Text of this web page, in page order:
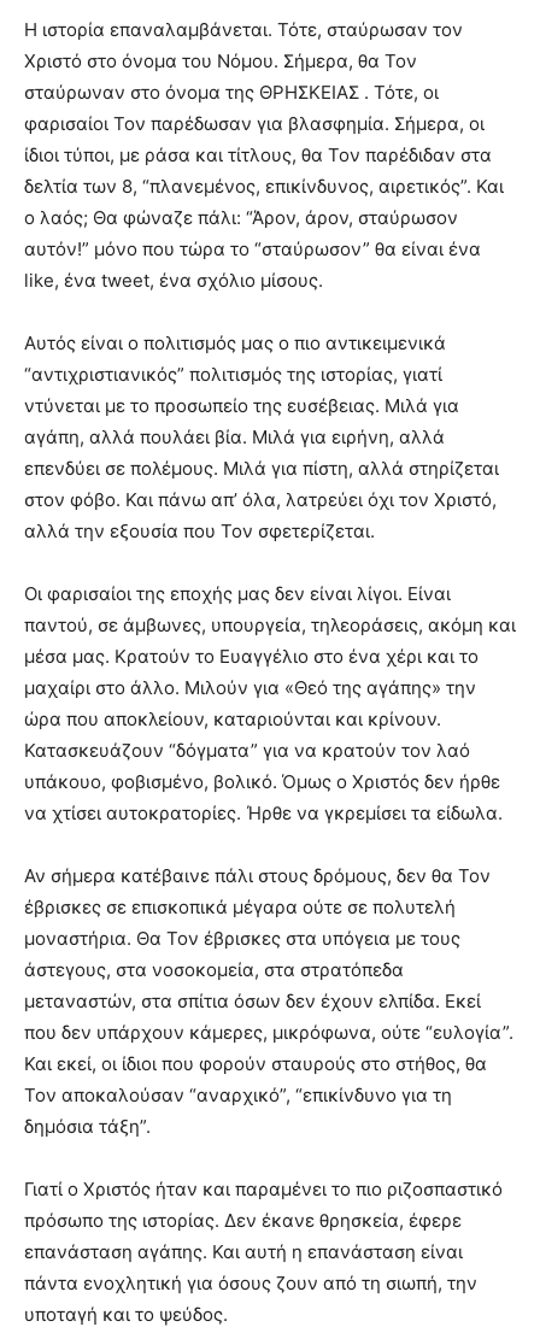
Η ιστορία επαναλαμβάνεται. Τότε, σταύρωσαν τον
Χριστό στο όνομα του Νόμου. Σήμερα, θα Τον
σταύρωναν στο όνομα της ΘΡΗΣΚΕΙΑΣ . Τότε, οι
φαρισαίοι Τον παρέδωσαν για βλασφημία. Σήμερα, οι
ίδιοι τύποι, με ράσα και τίτλους, θα Τον παρέδιδαν στα
δελτία των 8, “πλανεμένος, επικίνδυνος, αιρετικός”. Και
ο λαός; Θα φώναζε πάλι: “Άρον, άρον, σταύρωσον
αυτόν!” μόνο που τώρα το “σταύρωσον” θα είναι ένα
like, ένα tweet, ένα σχόλιο μίσους.
Αυτός είναι ο πολιτισμός μας ο πιο αντικειμενικά
“αντιχριστιανικός” πολιτισμός της ιστορίας, γιατί
ντύνεται με το προσωπείο της ευσέβειας. Μιλά για
αγάπη, αλλά πουλάει βία. Μιλά για ειρήνη, αλλά
επενδύει σε πολέμους. Μιλά για πίστη, αλλά στηρίζεται
στον φόβο. Και πάνω απ’ όλα, λατρεύει όχι τον Χριστό,
αλλά την εξουσία που Τον σφετερίζεται.
Οι φαρισαίοι της εποχής μας δεν είναι λίγοι. Είναι
παντού, σε άμβωνες, υπουργεία, τηλεοράσεις, ακόμη και
μέσα μας. Κρατούν το Ευαγγέλιο στο ένα χέρι και το
μαχαίρι στο άλλο. Μιλούν για «Θεό της αγάπης» την
ώρα που αποκλείουν, καταριούνται και κρίνουν.
Κατασκευάζουν “δόγματα” για να κρατούν τον λαό
υπάκουο, φοβισμένο, βολικό. Όμως ο Χριστός δεν ήρθε
να χτίσει αυτοκρατορίες. Ήρθε να γκρεμίσει τα είδωλα.
Αν σήμερα κατέβαινε πάλι στους δρόμους, δεν θα Τον
έβρισκες σε επισκοπικά μέγαρα ούτε σε πολυτελή
μοναστήρια. Θα Τον έβρισκες στα υπόγεια με τους
άστεγους, στα νοσοκομεία, στα στρατόπεδα
μεταναστών, στα σπίτια όσων δεν έχουν ελπίδα. Εκεί
που δεν υπάρχουν κάμερες, μικρόφωνα, ούτε “ευλογία”.
Και εκεί, οι ίδιοι που φορούν σταυρούς στο στήθος, θα
Τον αποκαλούσαν “αναρχικό”, “επικίνδυνο για τη
δημόσια τάξη”.
Γιατί ο Χριστός ήταν και παραμένει το πιο ριζοσπαστικό
πρόσωπο της ιστορίας. Δεν έκανε θρησκεία, έφερε
επανάσταση αγάπης. Και αυτή η επανάσταση είναι
πάντα ενοχλητική για όσους ζουν από τη σιωπή, την
υποταγή και το ψεύδος.